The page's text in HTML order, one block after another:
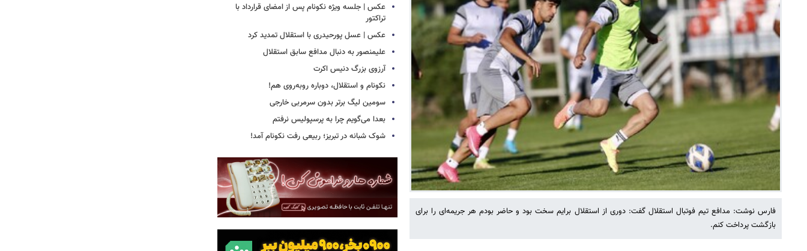
فارس نوشت: مدافع تیم فوتبال استقلال گفت: دوری از استقلال برایم سخت بود و حاضر بودم هر جریمه‌ای را برای
بازگشت پرداخت کنم.
عکس | جلسه ویژه نکونام پس از امضای قرارداد با
تراکتور
عکس | عسل پورحیدری با استقلال تمدید کرد
علیمنصور به دنبال مدافع سابق استقلال
آرزوی بزرگ دنیس اکرت
نکونام و استقلال، دوباره روبه‌روی هم!
سومین لیگ برتر بدون سرمربی خارجی
بعدا می‌گویم چرا به پرسپولیس نرفتم
شوک شبانه در تبریز؛ ربیعی رفت نکونام آمد!